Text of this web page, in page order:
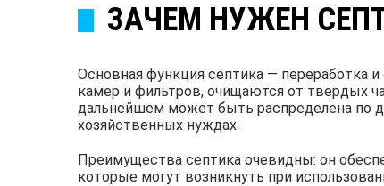
ЗАЧЕМ НУЖЕН
Основная функция септика — переработка
камер и фильтров, очищаются от твердых
дальнейшем может быть распределена по
хозяйственных нуждах.
Преимущества септика очевидны: он
которые могут возникнуть при